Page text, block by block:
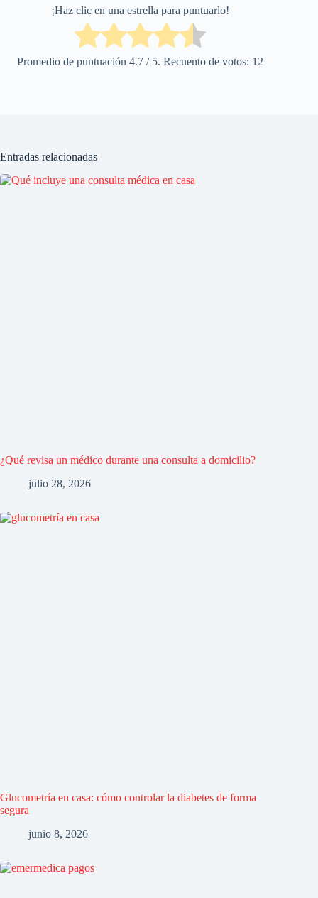
¡Haz clic en una estrella para puntuarlo!
Promedio de puntuación 4.7/ 5. Recuento de votos: 12
Entradas relacionadas
¿Qué revisa un médico durante una consulta a domicilio?
julio 28, 2026
Glucometría en casa: cómo controlar la diabetes de forma
segura
junio 8, 2026